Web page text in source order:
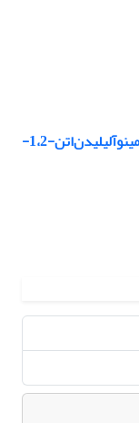
سنتزمشتقات زنجیرباز N- 2-3 آمینو‌وینیل‌آمینو‌آلیلیدن‌اتن-1،2-